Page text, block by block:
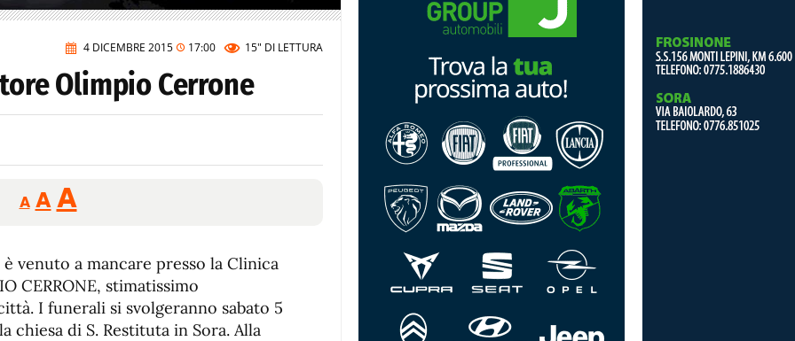
4 DICEMBRE 2015 17:00 15" DI LETTURA
Olimpio Cerrone
A
Reducir
tamaño
A Restablecer
tamaño
de
fuente
AAumentar
de
fuente.
venuto a mancare presso la Clinica
CERRONE, stimatissimo
I funerali si svolgeranno sabato 5
chiesa di S. Restituta in Sora. Alla